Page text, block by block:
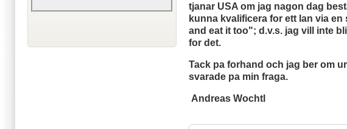
tjanar USA om jag nagon dag
kunna kvalificera for ett lan via
and eat it too"; d.v.s. jag vill inte
for det.
Tack pa forhand och jag ber om
svarade pa min fraga.
Andreas Wochtl